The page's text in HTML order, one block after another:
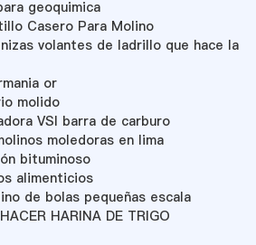
geoquimica
Casero Para Molino
volantes de ladrillo que hace la
or
molido
VSI barra de carburo
moledoras en lima
bituminoso
alimenticios
de bolas pequeñas escala
HARINA DE TRIGO